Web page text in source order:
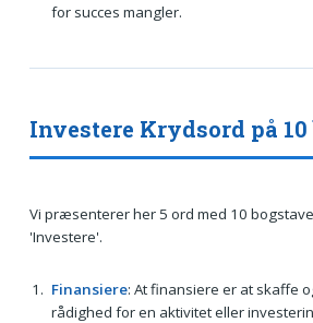
for succes mangler.
Investere Krydsord på
Vi præsenterer her 5 ord med 10
'Investere'.
Finansiere: At finansiere er at skaffe
rådighed for en aktivitet eller